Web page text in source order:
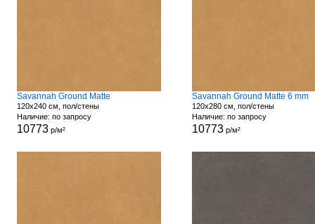
Savannah Ground Matte
120x240 см, пол/стены
Наличие: по запросу
10773р/м²
Savannah Ground Matte 6 mm
120x280 см, пол/стены
Наличие: по запросу
10773р/м²